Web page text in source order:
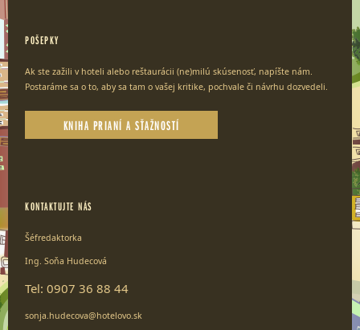
POŠEPKY
Ak ste zažili v hoteli alebo reštaurácii (ne)milú skúsenosť, napíšte nám.
Postaráme sa o to, aby sa tam o vašej kritike, pochvale či návrhu dozvedeli.
KNIHA PRIANÍ A SŤAŽNOSTÍ
KONTAKTUJTE NÁS
Šéfredaktorka
Ing. Soňa Hudecová
Tel: 0907 36 88 44
sonja.hudecova@hotelovo.sk